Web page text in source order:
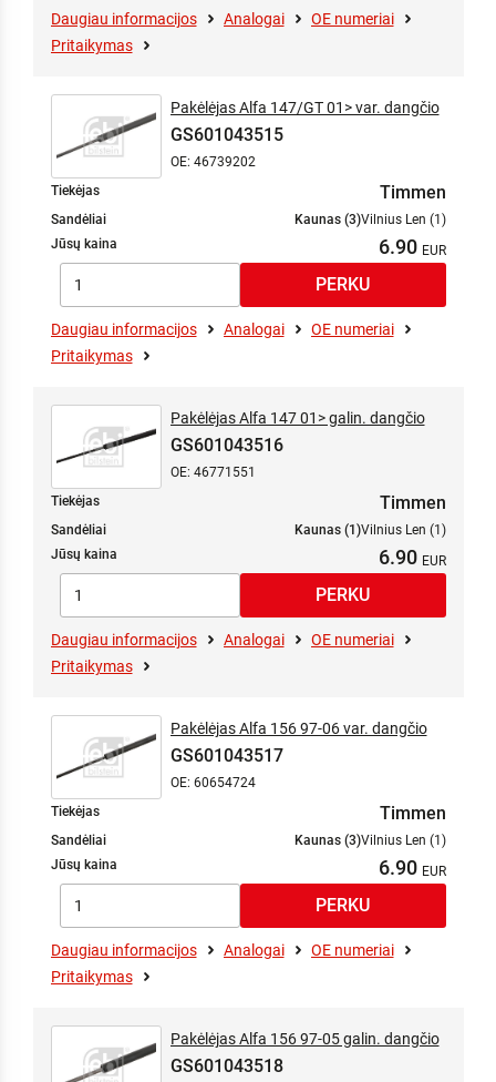
Daugiau informacijos Analogai
OE numeriai
Pritaikymas
Pakėlėjas Alfa 147/GT 01> var. dangčio
GS601043515
OE: 46739202
Tiekėjas
Timmen
Sandėliai Kaunas (3)Vilnius Len (1)
Jūsų kaina
6.90
Daugiau informacijos Analogai
OE numeriai
Pritaikymas
Pakėlėjas Alfa 147 01> galin. dangčio
GS601043516
OE: 46771551
Tiekėjas
Timmen
Sandėliai Kaunas (1)Vilnius Len (1)
Jūsų kaina
6.90
Daugiau informacijos Analogai
OE numeriai
Pritaikymas
Pakėlėjas Alfa 156 97-06 var. dangčio
GS601043517
OE: 60654724
Tiekėjas
Timmen
Sandėliai Kaunas (3)Vilnius Len (1)
Jūsų kaina
6.90
Daugiau informacijos Analogai
OE numeriai
Pritaikymas
Pakėlėjas Alfa 156 97-05 galin. dangčio
GS601043518